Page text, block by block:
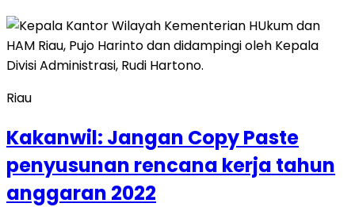
Riau
Kakanwil: Jangan Copy Paste
penyusunan rencana kerja tahun
anggaran 2022